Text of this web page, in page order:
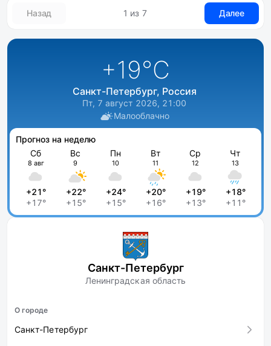
Назад 1 из 7 Далее
+19°C
Санкт-Петербург, Россия
Пт, 7 август 2026, 21:00
Малооблачно
Прогноз на неделю
Сб
8 авг
+21°
+17°
Вс
9
+22°
+15°
Пн
10
+24°
+15°
Вт
11
+20°
+16°
Ср
12
+19°
+13°
Чт
13
+18°
+11°
Санкт-Петербург
Ленинградская область
О городе
Санкт-Петербург